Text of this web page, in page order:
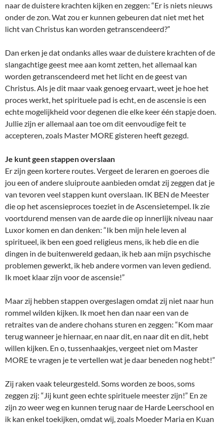
naar de duistere krachten kijken en zeggen: “Er is niets nieuws
onder de zon. Wat zou er kunnen gebeuren dat niet met het
licht van Christus kan worden getranscendeerd?”
Dan erken je dat ondanks alles waar de duistere krachten of de
slangachtige geest mee aan komt zetten, het allemaal kan
worden getranscendeerd met het licht en de geest van
Christus. Als je dit maar vaak genoeg ervaart, weet je hoe het
proces werkt, het spirituele pad is echt, en de ascensie is een
echte mogelijkheid voor degenen die elke keer één stapje doen.
Jullie zijn er allemaal aan toe om dit eenvoudige feit te
accepteren, zoals Master MORE gisteren heeft gezegd.
Je kunt geen stappen overslaan
Er zijn geen kortere routes. Vergeet de leraren en goeroes die
jou een of andere sluiproute aanbieden omdat zij zeggen dat je
van tevoren veel stappen kunt overslaan. IK BEN de Meester
die op het ascensieproces toeziet in de Ascensietempel. Ik zie
voortdurend mensen van de aarde die op innerlijk niveau naar
Luxor komen en dan denken: “Ik ben mijn hele leven al
spiritueel, ik ben een goed religieus mens, ik heb die en die
dingen in de buitenwereld gedaan, ik heb aan mijn psychische
problemen gewerkt, ik heb andere vormen van leven gediend.
Ik moet klaar zijn voor de ascensie!”
Maar zij hebben stappen overgeslagen omdat zij niet naar hun
rommel wilden kijken. Ik moet hen dan naar een van de
retraites van de andere chohans sturen en zeggen: “Kom maar
terug wanneer je hiernaar, en naar dit, en naar dit en dit, hebt
willen kijken. En o, tussenhaakjes, vergeet niet om Master
MORE te vragen je te vertellen wat je daar beneden nog hebt!”
Zij raken vaak teleurgesteld. Soms worden ze boos, soms
zeggen zij: “Jij kunt geen echte spirituele meester zijn!” En ze
zijn zo weer weg en kunnen terug naar de Harde Leerschool en
ik kan enkel toekijken, omdat wij, zoals Moeder Maria en Kuan